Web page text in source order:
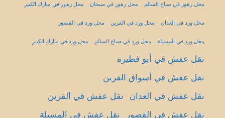
محل زهور في صباح السالم محل زهور في صبحان محل زهور في مبارك الكبير
محل ورد في العدان محل ورد في القرين محل ورد في القصور
محل ورد في المسيلة محل ورد في صباح السالم محل ورد في مبارك الكبير
نقل عفش في أبو فطيرة
نقل عفش في أسواق القرين
نقل عفش في العدان
نقل عفش في القرين
نقل عفش في القصور
نقل عفش في المسيلة